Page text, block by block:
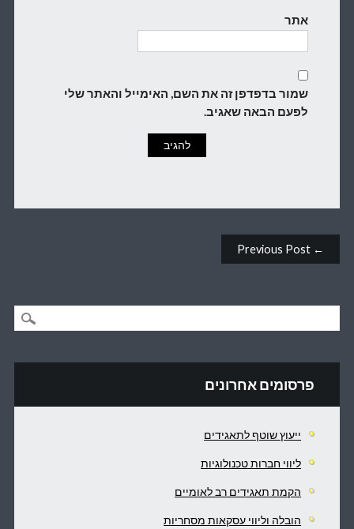
אתר
שמור בדפדפן זה את השם, האימייל והאתר שלי
לפעם הבאה שאגיב.
Post navigation
← Previous Post
פרסומים אחרונים
ייעוץ שוטף לתאגידים
ליווי חברות טכנולוגיות
הקמת תאגידים רב לאומיים
הובלה וליווי עסקאות מסחריות